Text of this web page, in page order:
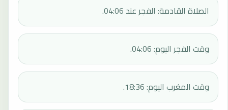
الصلاة القادمة: الفجر عند 04:06.
وقت الفجر اليوم: 04:06.
وقت المغرب اليوم: 18:36.